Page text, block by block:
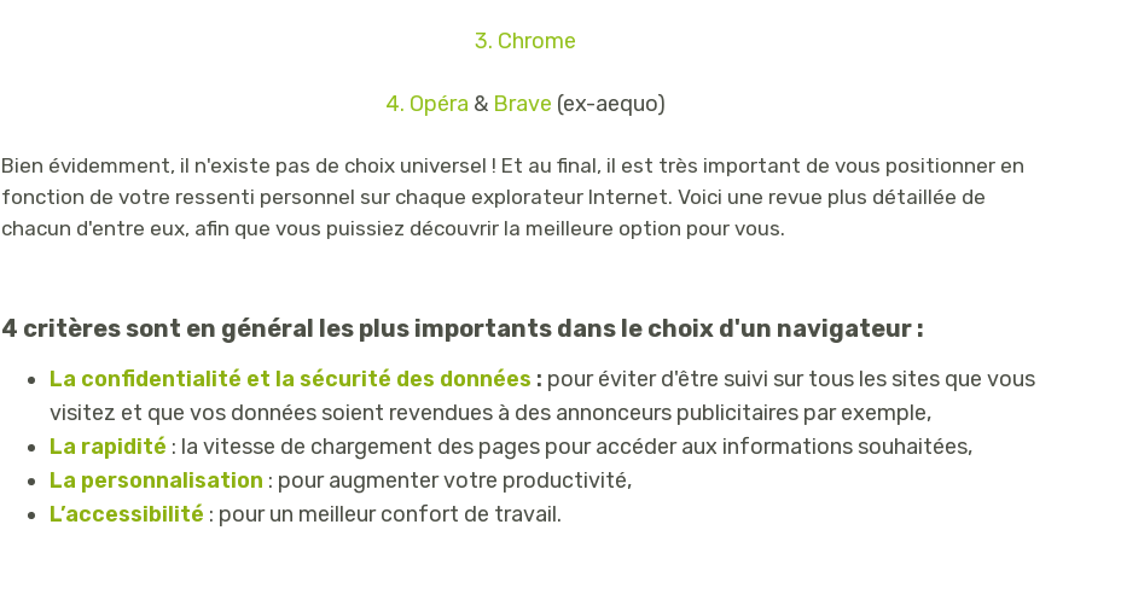
3. Chrome
4. Opéra & Brave (ex-aequo)
Bien évidemment, il n'existe pas de choix universel ! Et au final, il est très important de vous positionner en
fonction de votre ressenti personnel sur chaque explorateur Internet. Voici une revue plus détaillée de
chacun d'entre eux, afin que vous puissiez découvrir la meilleure option pour vous.
4 critères sont en général les plus importants dans le choix d'un navigateur :
La confidentialité et la sécurité des données : pour éviter d'être suivi sur tous les sites que vous
visitez et que vos données soient revendues à des annonceurs publicitaires par exemple,
La rapidité : la vitesse de chargement des pages pour accéder aux informations souhaitées,
La personnalisation : pour augmenter votre productivité,
L’accessibilité : pour un meilleur confort de travail.